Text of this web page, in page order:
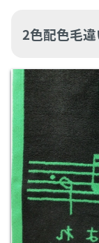
2色配色毛